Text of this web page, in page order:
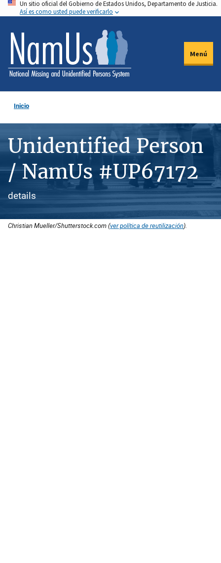
Pasar
al
contenido
principal
Un sitio oficial del Gobierno de Estados Unidos, Departamento de Justicia.
Así es como usted puede verificarlo
Menú
Inicio
Unidentified Person
/ NamUs #UP67172
details
Christian Mueller/Shutterstock.com (ver política de reutilización).